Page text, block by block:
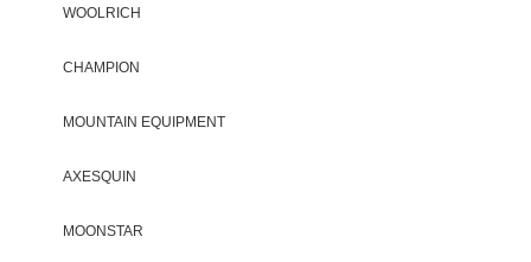
WOOLRICH
CHAMPION
MOUNTAIN EQUIPMENT
AXESQUIN
MOONSTAR